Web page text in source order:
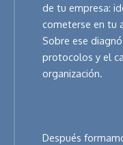
de tu empresa:
cometerse en tu
Sobre ese
protocolos y el
organización.
Después